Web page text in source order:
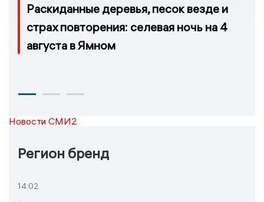
Раскиданные деревья, песок везде и
страх повторения: селевая ночь на 4
августа в Ямном
Новости СМИ2
Регион бренд
14:02